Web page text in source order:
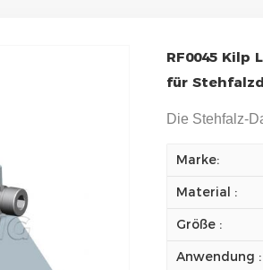
RF0045 Kilp
für
Die Stehfalz-
Marke:
Material :
Größe :
Anwendung :